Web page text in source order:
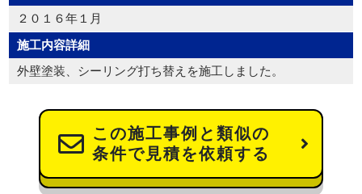
２０１６年１月
施工内容詳細
外壁塗装、シーリング打ち替えを施工しました。
この施工事例と類似の
条件で見積を依頼する